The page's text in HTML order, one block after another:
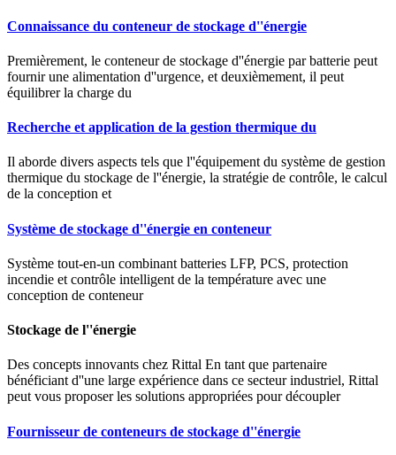
Connaissance du conteneur de stockage d''énergie
Premièrement, le conteneur de stockage d''énergie par batterie peut
fournir une alimentation d''urgence, et deuxièmement, il peut
équilibrer la charge du
Recherche et application de la gestion thermique du
Il aborde divers aspects tels que l''équipement du système de gestion
thermique du stockage de l''énergie, la stratégie de contrôle, le calcul
de la conception et
Système de stockage d''énergie en conteneur
Système tout-en-un combinant batteries LFP, PCS, protection
incendie et contrôle intelligent de la température avec une
conception de conteneur
Stockage de l''énergie
Des concepts innovants chez Rittal En tant que partenaire
bénéficiant d''une large expérience dans ce secteur industriel, Rittal
peut vous proposer les solutions appropriées pour découpler
Fournisseur de conteneurs de stockage d''énergie